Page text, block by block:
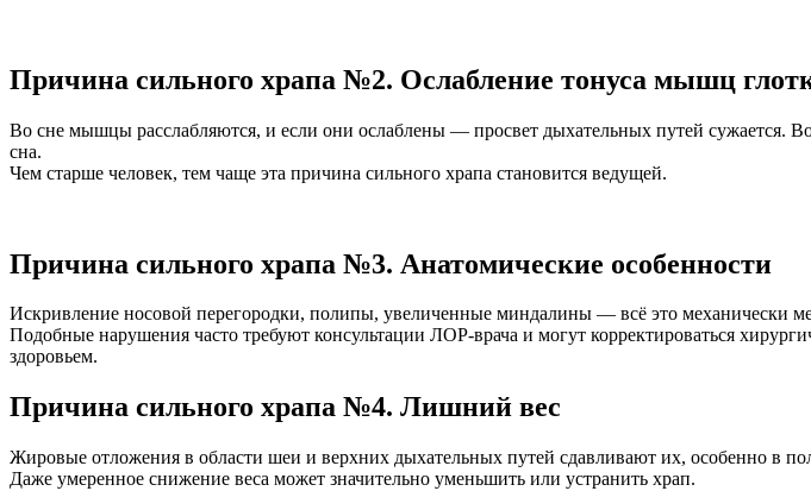
Причина сильного храпа №2. Ослабление тонуса мышц
Во сне мышцы расслабляются, и если они ослаблены — просвет дыхательных путей сужается.
сна.
Чем старше человек, тем чаще эта причина сильного храпа становится ведущей.
Причина сильного храпа №3. Анатомические особенности
Искривление носовой перегородки, полипы, увеличенные миндалины — всё это механически
Подобные нарушения часто требуют консультации ЛОР-врача и могут корректироваться
здоровьем.
Причина сильного храпа №4. Лишний вес
Жировые отложения в области шеи и верхних дыхательных путей сдавливают их, особенно в
Даже умеренное снижение веса может значительно уменьшить или устранить храп.